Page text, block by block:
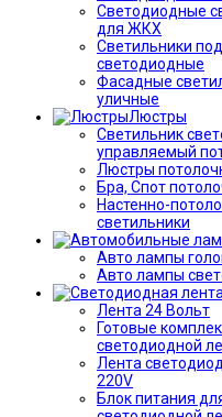
Светодиодные
для ЖКХ
Светильники
светодиодные
Фасадные
уличные
Люстры
Светильник
управляемый
Люстры
Бра, Спот
Настенно-
светильники
Авто лампы
Авто лампы
Лента 24 Вольт
Готовые
светодиодной
Лента
220V
Блок питания